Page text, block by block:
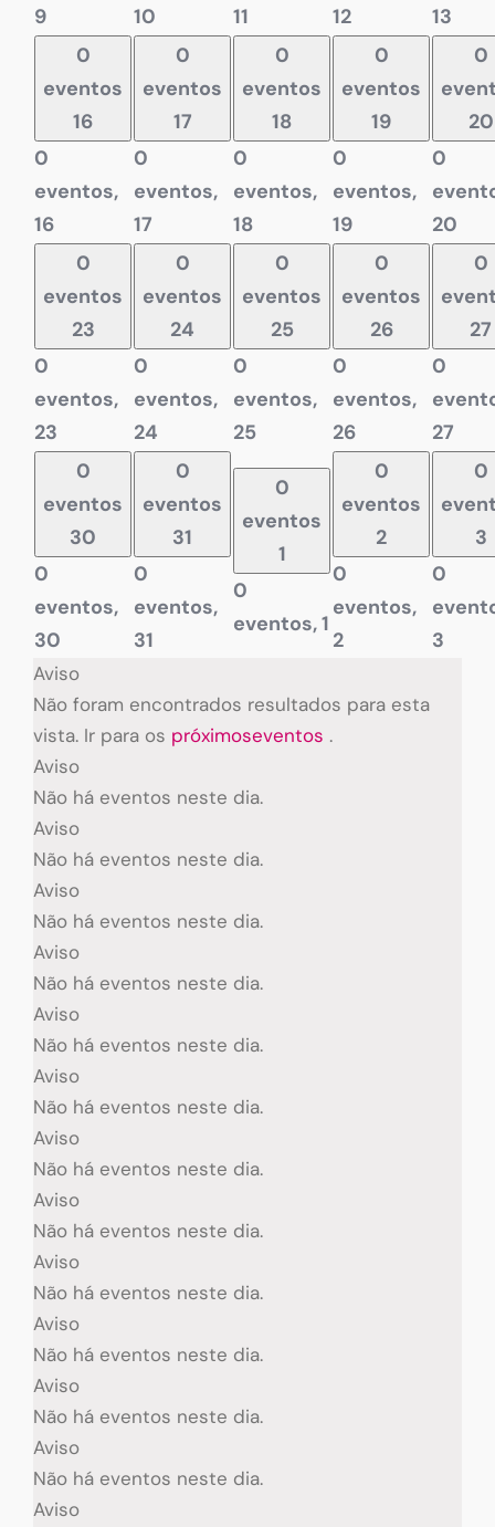
9
10
11
12
13
0
eventos
16
0
eventos,
16
0
eventos
17
0
eventos,
17
0
eventos
18
0
eventos,
18
0
eventos
19
0
eventos,
19
0
20
0
20
0
eventos
23
0
eventos,
23
0
eventos
24
0
eventos,
24
0
eventos
25
0
eventos,
25
0
eventos
26
0
eventos,
26
0
27
0
27
0
eventos
30
0
eventos,
30
0
eventos
31
0
eventos,
31
0
eventos
1
0
eventos,1
0
eventos
2
0
eventos,
2
0
3
0
3
Aviso
Não foram encontrados resultados para esta
vista. Ir para os próximoseventos .
Aviso
Não há eventos neste dia.
Aviso
Não há eventos neste dia.
Aviso
Não há eventos neste dia.
Aviso
Não há eventos neste dia.
Aviso
Não há eventos neste dia.
Aviso
Não há eventos neste dia.
Aviso
Não há eventos neste dia.
Aviso
Não há eventos neste dia.
Aviso
Não há eventos neste dia.
Aviso
Não há eventos neste dia.
Aviso
Não há eventos neste dia.
Aviso
Não há eventos neste dia.
Aviso